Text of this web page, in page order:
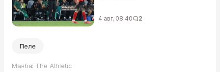
4 авг, 08:40 2
Пеле
Манба: The Athletic